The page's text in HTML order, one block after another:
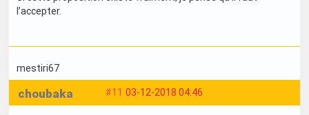
l’accepter.
mestiri67
#11 03-12-2018 04:46
choubaka